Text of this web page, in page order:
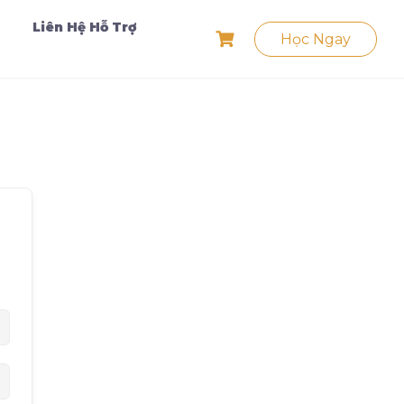
Liên Hệ Hỗ Trợ
Học Ngay